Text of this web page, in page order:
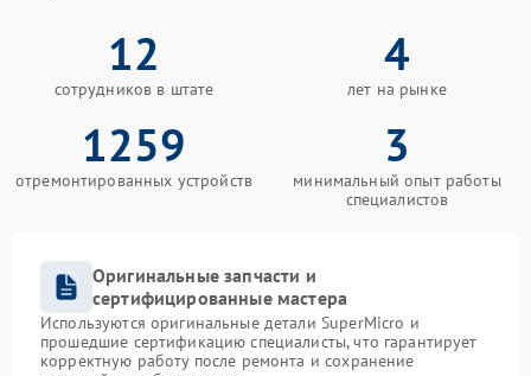
12
сотрудников в штате
4
лет на рынке
1259
отремонтированных устройств
3
минимальный опыт работы
специалистов
Оригинальные запчасти и
сертифицированные мастера
Используются оригинальные детали SuperMicro и
прошедшие сертификацию специалисты, что гарантирует
корректную работу после ремонта и сохранение